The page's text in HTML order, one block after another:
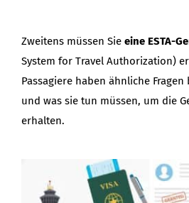
Zweitens müssen Sie eine ESTA-
System for Travel Authorization)
Passagiere haben ähnliche Fragen
und was sie tun müssen, um die
erhalten.